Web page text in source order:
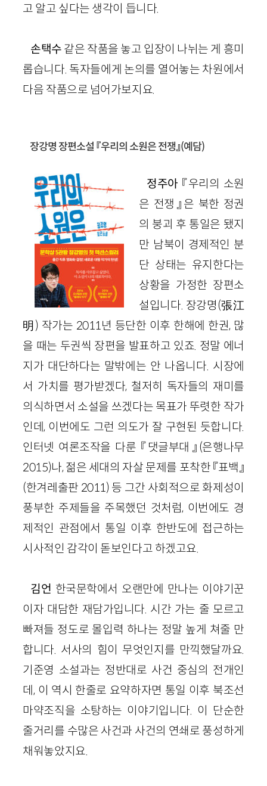
고 알고 싶다는 생각이 듭니다.
손택수 같은 작품을 놓고 입장이 나뉘는 게 흥미
롭습니다. 독자들에게 논의를 열어놓는 차원에서
다음 작품으로 넘어가보지요.
장강명 장편소설 『우리의 소원은 전쟁』(예담)
정주아 『우리의 소원
은 전쟁』은 북한 정권
의 붕괴 후 통일은 됐지
만 남북이 경제적인 분
단 상태는 유지한다는
상황을 가정한 장편소
설입니다. 장강명(張江
明) 작가는 2011년 등단한 이후 한해에 한권, 많
을 때는 두권씩 장편을 발표하고 있죠. 정말 에너
지가 대단하다는 말밖에는 안 나옵니다. 시장에
서 가치를 평가받겠다, 철저히 독자들의 재미를
의식하면서 소설을 쓰겠다는 목표가 뚜렷한 작가
인데, 이번에도 그런 의도가 잘 구현된 듯합니다.
인터넷 여론조작을 다룬 『댓글부대』 (은행나무
2015)나, 젊은 세대의 자살 문제를 포착한 『표백』
(한겨레출판 2011) 등 그간 사회적으로 화제성이
풍부한 주제들을 주목했던 것처럼, 이번에도 경
제적인 관점에서 통일 이후 한반도에 접근하는
시사적인 감각이 돋보인다고 하겠고요.
김언 한국문학에서 오랜만에 만나는 이야기꾼
이자 대담한 재담가입니다. 시간 가는 줄 모르고
빠져들 정도로 몰입력 하나는 정말 높게 쳐줄 만
합니다. 서사의 힘이 무엇인지를 만끽했달까요.
기준영 소설과는 정반대로 사건 중심의 전개인
데, 이 역시 한줄로 요약하자면 통일 이후 북조선
마약조직을 소탕하는 이야기입니다. 이 단순한
줄거리를 수많은 사건과 사건의 연쇄로 풍성하게
채워놓았지요.